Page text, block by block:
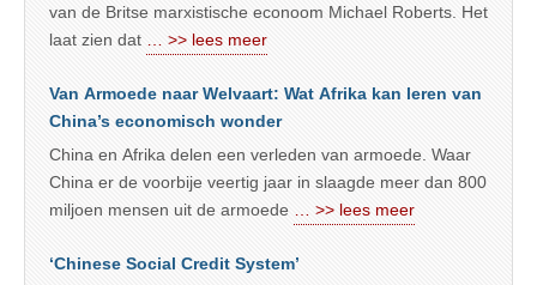
van de Britse marxistische econoom Michael Roberts. Het
laat zien dat
… >> lees meer
Van Armoede naar Welvaart: Wat Afrika kan leren van
China’s economisch wonder
China en Afrika delen een verleden van armoede. Waar
China er de voorbije veertig jaar in slaagde meer dan 800
miljoen mensen uit de armoede
… >> lees meer
‘Chinese Social Credit System’